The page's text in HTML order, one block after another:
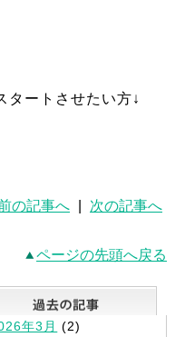
タートさせたい方↓
の記事へ 次の記事へ
ページの先頭へ戻る
事一覧
年3月 (2)